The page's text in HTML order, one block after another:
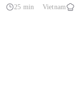
25 min Vietnam